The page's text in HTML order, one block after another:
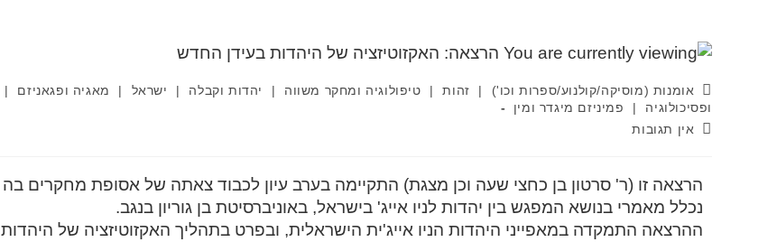
אומנות (מוסיקה/קולנוע/ספרות וכו') | זהות | טיפולוגיה ומחקר משווה | יהדות וקבלה | ישראל | מאגיה ופגאניזם |
ופסיכולוגיה
|
פמיניזם מיגדר ומין
אין תגובות
הרצאה זו (ר' סרטון בן כחצי שעה וכן מצגת) התקיימה בערב עיון לכבוד צאתה של אסופת מחקרים בה
נכלל מאמרי בנושא המפגש בין יהדות לניו אייג' בישראל, באוניברסיטת בן גוריון בנגב.
ההרצאה התמקדה במאפייני היהדות הניו אייג'ית הישראלית, ובפרט בתהליך האקזוטיזציה של היהדות